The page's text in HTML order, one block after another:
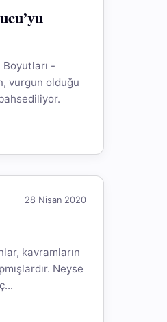
Boyutları -
vurgun olduğu
28 Nisan 2020
kavramların
Neyse